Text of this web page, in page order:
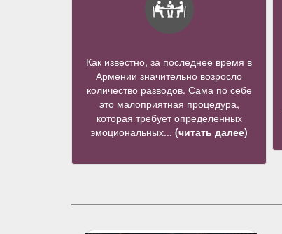
Как известно, за последнее время в
Армении значительно возросло
количество разводов. Сама по себе
это малоприятная процедура,
которая требует определенных
эмоциональных... (читать далее)